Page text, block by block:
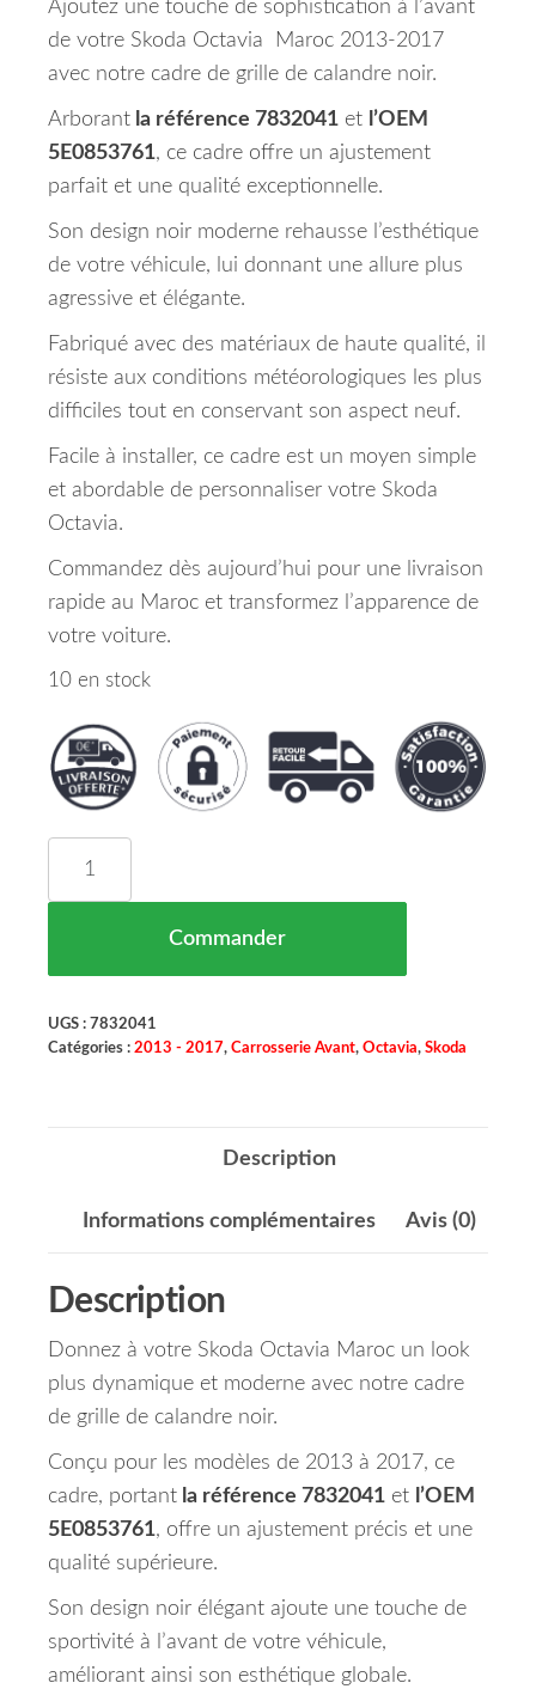
Ajoutez une touche de sophistication à l’avant
de votre Skoda Octavia Maroc 2013-2017
avec notre cadre de grille de calandre noir.
Arborant la référence 7832041 et l’OEM
5E0853761, ce cadre offre un ajustement
parfait et une qualité exceptionnelle.
Son design noir moderne rehausse l’esthétique
de votre véhicule, lui donnant une allure plus
agressive et élégante.
Fabriqué avec des matériaux de haute qualité, il
résiste aux conditions météorologiques les plus
difficiles tout en conservant son aspect neuf.
Facile à installer, ce cadre est un moyen simple
et abordable de personnaliser votre Skoda
Octavia.
Commandez dès aujourd’hui pour une livraison
rapide au Maroc et transformez l’apparence de
votre voiture.
10 en stock
Commander
UGS : 7832041
Catégories : 2013 - 2017, Carrosserie Avant, Octavia, Skoda
Description
Informations complémentaires Avis (0)
Description
Donnez à votre Skoda Octavia Maroc un look
plus dynamique et moderne avec notre cadre
de grille de calandre noir.
Conçu pour les modèles de 2013 à 2017, ce
cadre, portant la référence 7832041 et l’OEM
5E0853761, offre un ajustement précis et une
qualité supérieure.
Son design noir élégant ajoute une touche de
sportivité à l’avant de votre véhicule,
améliorant ainsi son esthétique globale.